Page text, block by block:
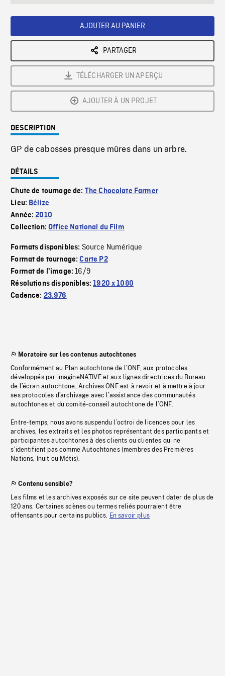
AJOUTER AU PANIER
PARTAGER
TÉLÉCHARGER UN APERÇU
AJOUTER À UN PROJET
DESCRIPTION
GP de cabosses presque mûres dans un arbre.
DÉTAILS
Chute de tournage de: The Chocolate Farmer
Lieu: Bélize
Année:2010
Collection:Office National du Film
Formats disponibles: Source Numérique
Format de tournage:Carte P2
Format de l'image:16/9
Résolutions disponibles:1920 x 1080
Cadence: 23.976
Moratoire sur les contenus autochtones
Conformément au Plan autochtone de l’ONF, aux protocoles
développés par imagineNATIVE et aux lignes directrices du Bureau
de l’écran autochtone, Archives ONF est à revoir et à mettre à jour
ses protocoles d’archivage avec l’assistance des communautés
autochtones et du comité-conseil autochtone de l’ONF.
Entre-temps, nous avons suspendu l’octroi de licences pour les
archives, les extraits et les photos représentant des participants et
participantes autochtones à des clients ou clientes qui ne
s’identifient pas comme Autochtones (membres des Premières
Nations, Inuit ou Métis).
Contenu sensible?
Les films et les archives exposés sur ce site peuvent dater de plus de
120 ans. Certaines scènes ou termes reliés pourraient être
offensants pour certains publics. En savoir plus